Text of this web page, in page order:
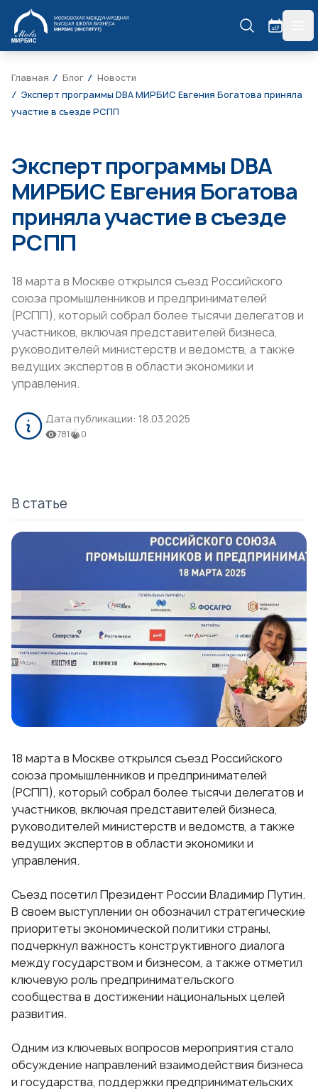
МИРБИС
Главная Блог
Новости
Эксперт программы DBA МИРБИС Евгения Богатова приняла
участие в съезде РСПП
Эксперт программы DBA
МИРБИС Евгения Богатова
приняла участие в съезде
РСПП
18 марта в Москве открылся съезд Российского
союза промышленников и предпринимателей
(РСПП), который собрал более тысячи делегатов и
участников, включая представителей бизнеса,
руководителей министерств и ведомств, а также
ведущих экспертов в области экономики и
управления.
Дата публикации: 18.03.2025
781 0
В статье
18 марта в Москве открылся съезд Российского
союза промышленников и предпринимателей
(РСПП), который собрал более тысячи делегатов и
участников, включая представителей бизнеса,
руководителей министерств и ведомств, а также
ведущих экспертов в области экономики и
управления.
Съезд посетил Президент России Владимир Путин.
В своем выступлении он обозначил стратегические
приоритеты экономической политики страны,
подчеркнул важность конструктивного диалога
между государством и бизнесом, а также отметил
ключевую роль предпринимательского
сообщества в достижении национальных целей
развития.
Одним из ключевых вопросов мероприятия стало
обсуждение направлений взаимодействия бизнеса
и государства, поддержки предпринимательских